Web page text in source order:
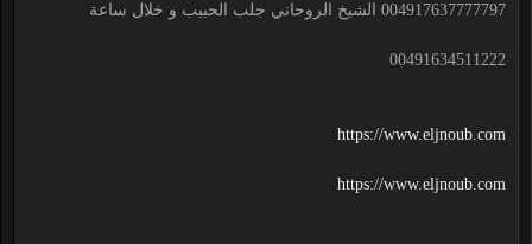
004917637777797 الشيخ الروحاني جلب الحبيب و خلال ساعة
00491634511222
https://www.eljnoub.com
https://www.eljnoub.com